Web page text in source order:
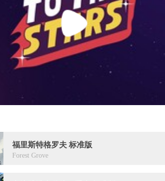
福里斯特格罗夫 标准版
Forest Grove